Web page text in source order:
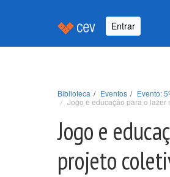
Entrar
Biblioteca Eventos
Evento:
Jogo e educação para o
Jogo e
projeto